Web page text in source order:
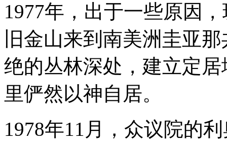
1977年，出于一些原因
旧金山来到南美洲圭亚
绝的丛林深处，建立定
里俨然以神自居。
1978年11月，众议院的